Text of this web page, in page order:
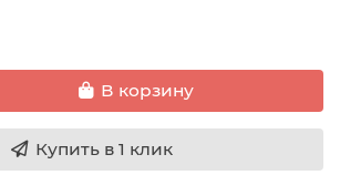
В корзину
Купить в 1 клик